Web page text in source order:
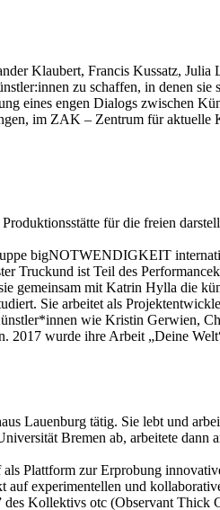
Klaubert, Francis Kussatz,
zu schaffen, in denen
eines engen Dialogs zwischen
im ZAK – Zentrum für
für die freien
bigNOTWENDIGKEIT
ist Teil des
gemeinsam mit Katrin Hylla die
Sie arbeitet als
wie Kristin Gerwien,
wurde ihre Arbeit „Deine
Lauenburg tätig. Sie lebt und
Bremen ab, arbeitete
Plattform zur Erprobung
experimentellen und
Kollektivs otc (Observant Thick